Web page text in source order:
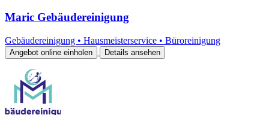
Maric Gebäudereinigung
Gebäudereinigung • Hausmeisterservice • Büroreinigung
Angebot online einholen Details ansehen